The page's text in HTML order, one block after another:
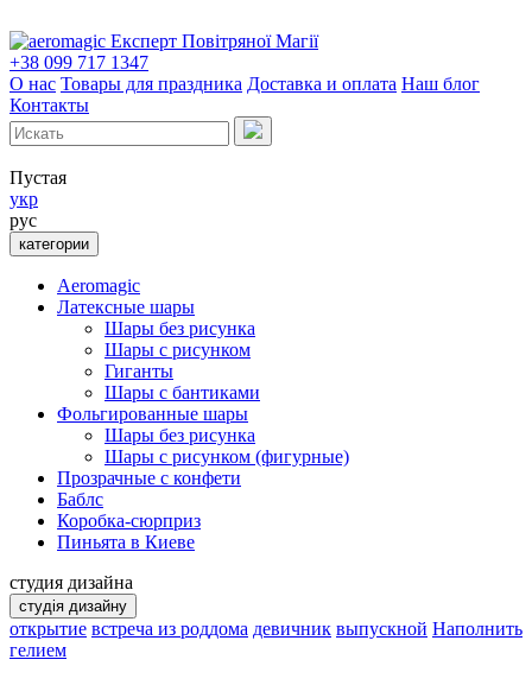
Експерт Повітряної Магії
+38 099 717 1347
О нас Товары для праздника Доставка и оплата Наш блог
Контакты
Пустая
укр
рус
категории
Aeromagic
Латексные шары
Шары без рисунка
Шары с рисунком
Гиганты
Шары с бантиками
Фольгированные шары
Шары без рисунка
Шары с рисунком (фигурные)
Прозрачные с конфети
Баблс
Коробка-сюрприз
Пиньята в Киеве
студия дизайна
студія дизайну
открытие встреча из роддома девичник выпускной Наполнить
гелием